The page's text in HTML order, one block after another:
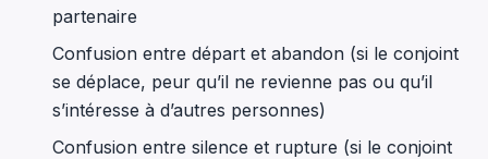
partenaire
Confusion entre départ et abandon (si le conjoint
se déplace, peur qu’il ne revienne pas ou qu’il
s’intéresse à d’autres personnes)
Confusion entre silence et rupture (si le conjoint